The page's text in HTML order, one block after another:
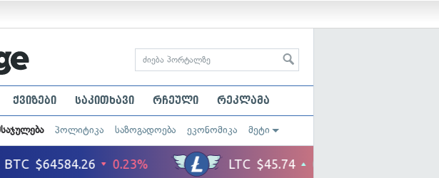
ქვიზები საკითხავი რჩეული რეკლამა
პოლიტიკა საზოგადოება ეკონომიკა მეტი